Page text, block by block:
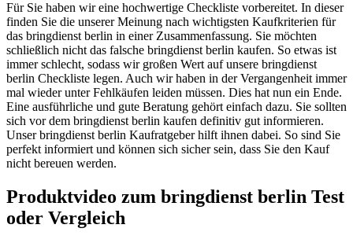
Für Sie haben wir eine hochwertige Checkliste vorbereitet. In dieser
finden Sie die unserer Meinung nach wichtigsten Kaufkriterien für
das bringdienst berlin in einer Zusammenfassung. Sie möchten
schließlich nicht das falsche bringdienst berlin kaufen. So etwas ist
immer schlecht, sodass wir großen Wert auf unsere bringdienst
berlin Checkliste legen. Auch wir haben in der Vergangenheit immer
mal wieder unter Fehlkäufen leiden müssen. Dies hat nun ein Ende.
Eine ausführliche und gute Beratung gehört einfach dazu. Sie sollten
sich vor dem bringdienst berlin kaufen definitiv gut informieren.
Unser bringdienst berlin Kaufratgeber hilft ihnen dabei. So sind Sie
perfekt informiert und können sich sicher sein, dass Sie den Kauf
nicht bereuen werden.
Produktvideo zum bringdienst berlin Test
oder Vergleich